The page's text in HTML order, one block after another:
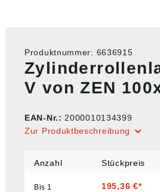
Produktnummer: 6636915
V von ZEN
EAN-Nr.:2000010134399
Zur Produktbeschreibung
Anzahl Stückpreis
Bis 1 195,36 €*